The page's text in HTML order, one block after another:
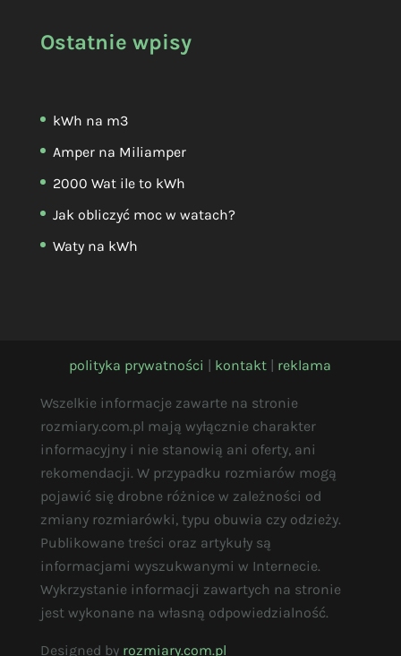
Ostatnie wpisy
kWh na m3
Amper na Miliamper
2000 Wat ile to kWh
Jak obliczyć moc w watach?
Waty na kWh
polityka prywatności | kontakt | reklama
Wszelkie informacje zawarte na stronie
rozmiary.com.pl mają wyłącznie charakter
informacyjny i nie stanowią ani oferty, ani
rekomendacji. W przypadku rozmiarów mogą
pojawić się drobne różnice w zależności od
zmiany rozmiarówki, typu obuwia czy odzieży.
Publikowane treści oraz artykuły są
informacjami wyszukwanymi w Internecie.
Wykrzystanie informacji zawartych na stronie
jest wykonane na własną odpowiedzialność.
Designed by rozmiary.com.pl